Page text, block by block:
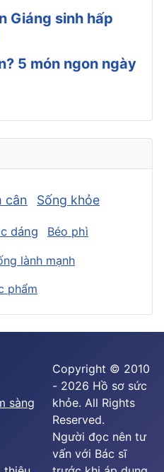
Giáng sinh hấp
5 món ngon ngày
cân Sống khỏe
dáng Béo phì
lành mạnh
phẩm
sàng
Copyright © 2010
- 2026 Hồ sơ sức
khỏe. All Rights
Reserved.
Người đọc nên tư
vấn với Bác sĩ